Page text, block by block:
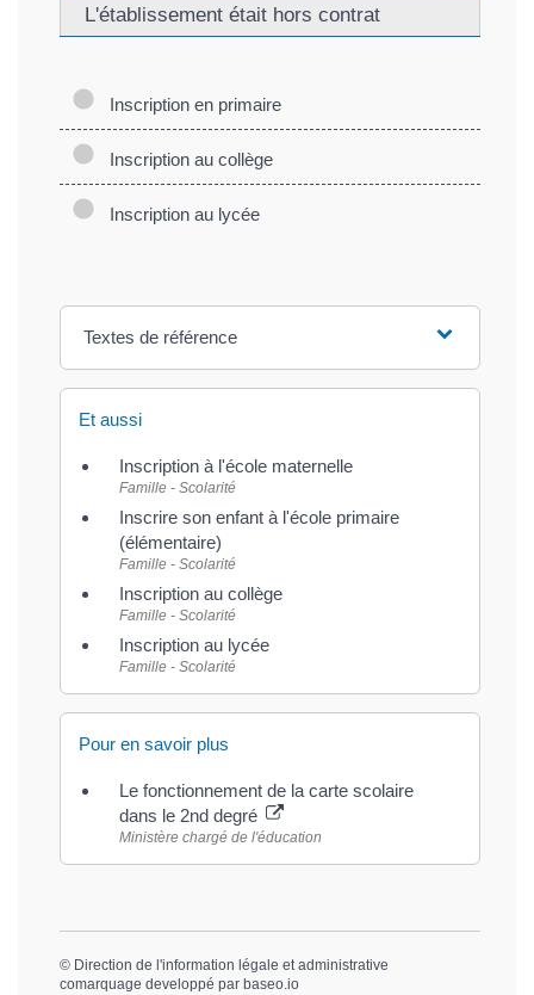
L'établissement était hors contrat
Inscription en primaire
Inscription au collège
Inscription au lycée
Textes de référence
Et aussi
Inscription à l'école maternelle
Famille - Scolarité
Inscrire son enfant à l'école primaire
(élémentaire)
Famille - Scolarité
Inscription au collège
Famille - Scolarité
Inscription au lycée
Famille - Scolarité
Pour en savoir plus
Le fonctionnement de la carte scolaire
dans le 2nd degré
Ministère chargé de l'éducation
© Direction de l'information légale et administrative
comarquage developpé par baseo.io